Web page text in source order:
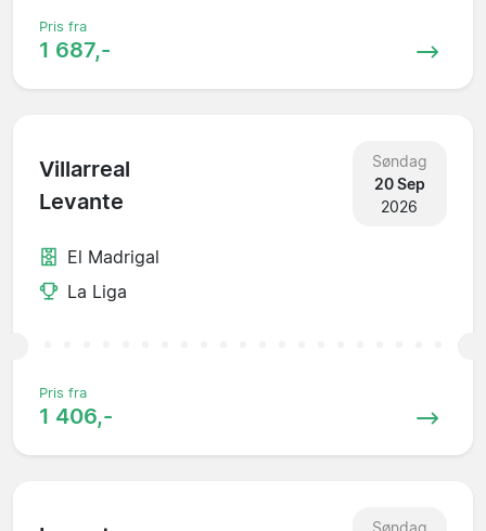
Pris fra
1 687,-
Villarreal
Levante
Søndag
20 Sep
2026
El Madrigal
La Liga
Pris fra
1 406,-
Søndag